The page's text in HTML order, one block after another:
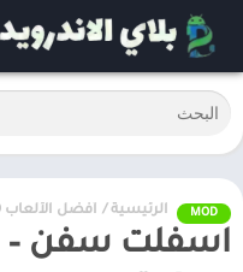
MOD الرئيسية / أفضل الألعاب MOD